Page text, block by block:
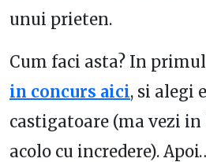
unui prieten.
Cum faci asta? In
in concurs aici, si alegi
castigatoare (ma vezi
acolo cu incredere).